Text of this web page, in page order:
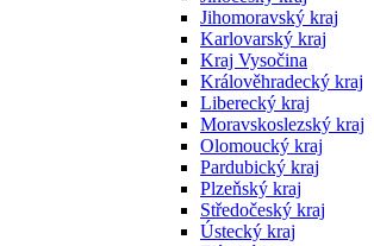
Jihomoravský kraj
Karlovarský kraj
Kraj Vysočina
Králověhradecký kraj
Liberecký kraj
Moravskoslezský kraj
Olomoucký kraj
Pardubický kraj
Plzeňský kraj
Středočeský kraj
Ústecký kraj